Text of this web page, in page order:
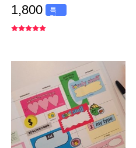
1,800
특
가